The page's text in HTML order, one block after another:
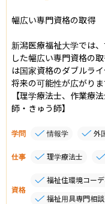
幅広い専門資格の取得
新潟医療福祉大学では
した幅広い専門資格の
は国家資格のダブルラ
将来の可能性が広がりま
【理学療法士、作業療
師・きゅう師】
学問 情報学 外
仕事 理学療法士
資格
福祉住環境コー
福祉用具専門相